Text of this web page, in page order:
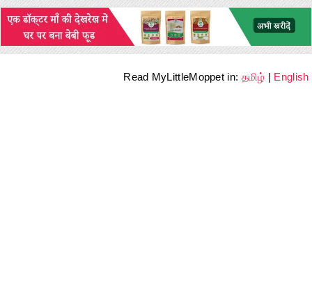
Read MyLittleMoppet in: தமிழ் | English